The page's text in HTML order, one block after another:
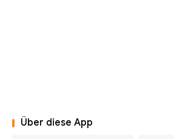
Über diese App